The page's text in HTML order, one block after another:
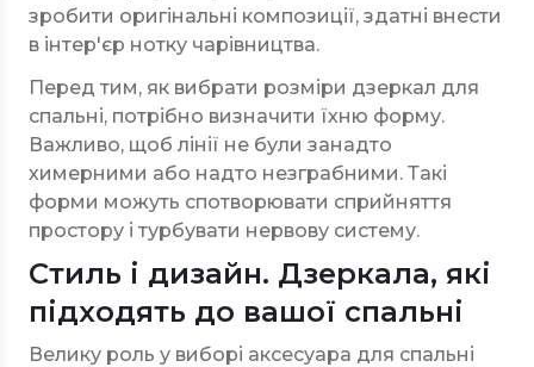
зробити оригінальні композиції, здатні внести
в інтер'єр нотку чарівництва.
Перед тим, як вибрати розміри дзеркал для
спальні, потрібно визначити їхню форму.
Важливо, щоб лінії не були занадто
химерними або надто незграбними. Такі
форми можуть спотворювати сприйняття
простору і турбувати нервову систему.
Стиль і дизайн. Дзеркала, які
підходять до вашої спальні
Велику роль у виборі аксесуара для спальні